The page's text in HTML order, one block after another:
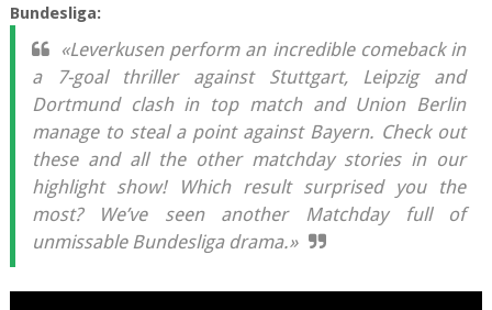
Bundesliga:
«Leverkusen perform an incredible comeback in
a 7-goal thriller against Stuttgart, Leipzig and
Dortmund clash in top match and Union Berlin
manage to steal a point against Bayern. Check out
these and all the other matchday stories in our
highlight show! Which result surprised you the
most? We’ve seen another Matchday full of
unmissable Bundesliga drama.»